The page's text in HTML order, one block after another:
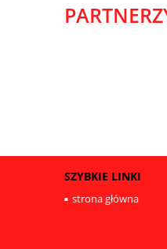
SZYBKIE LINKI
strona główna